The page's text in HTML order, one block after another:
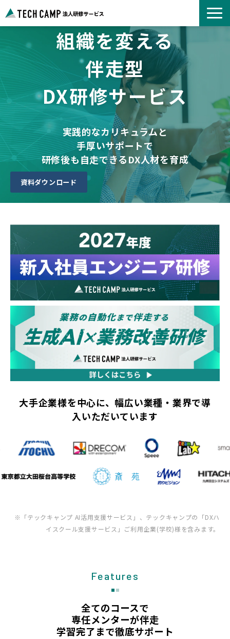
よくあるご質問
お知らせ
事例紹介一覧
コース一覧
選ばれる理由
パートナー募集
組織を変える
伴走型
DX研修サービス
実践的なカリキュラムと
手厚いサポートで
研修後も自走できるDX人材を育成
資料ダウンロード
大手企業様を中心に、幅広い業種・業界で導
入いただいています
※「テックキャンプ AI活用支援サービス」、テックキャンプの「DXハ
イスクール支援サービス」ご利用企業(学校)様を含みます。
Features
全てのコースで
専任メンターが伴走
学習完了まで徹底サポート